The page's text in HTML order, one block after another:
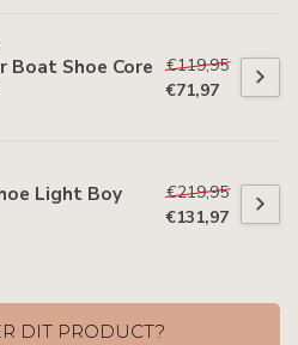
Boat Shoe Core
€119,95
€71,97
Light Boy
€219,95
€131,97
DIT PRODUCT?